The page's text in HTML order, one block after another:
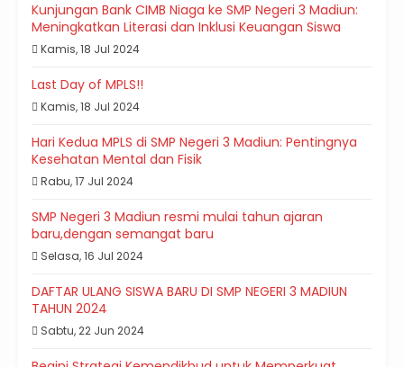
Kunjungan Bank CIMB Niaga ke SMP Negeri 3 Madiun:
Meningkatkan Literasi dan Inklusi Keuangan Siswa
Kamis, 18 Jul 2024
Last Day of MPLS!!
Kamis, 18 Jul 2024
Hari Kedua MPLS di SMP Negeri 3 Madiun: Pentingnya
Kesehatan Mental dan Fisik
Rabu, 17 Jul 2024
SMP Negeri 3 Madiun resmi mulai tahun ajaran
baru,dengan semangat baru
Selasa, 16 Jul 2024
DAFTAR ULANG SISWA BARU DI SMP NEGERI 3 MADIUN
TAHUN 2024
Sabtu, 22 Jun 2024